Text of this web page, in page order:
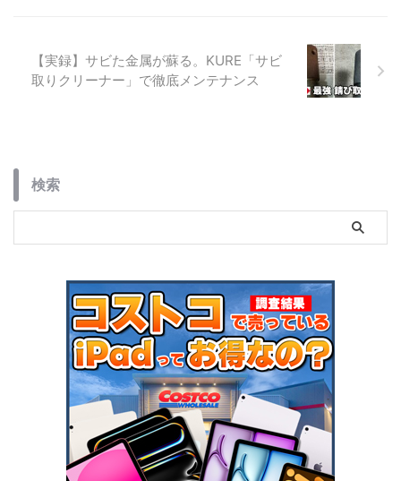
【実録】サビた金属が蘇る。KURE「サビ
取りクリーナー」で徹底メンテナンス
検索